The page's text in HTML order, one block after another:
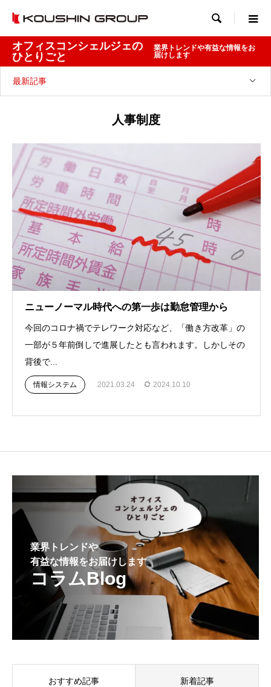

オフィスコンシェルジェの
ひとりごと
業界トレンドや有益な情報をお
届けします
最新記事
人事制度
ニューノーマル時代への第一歩は勤怠管理から
今回のコロナ禍でテレワーク対応など、「働き方改革」の
一部が５年前倒しで進展したとも言われます。しかしその
背後で...
情報システム 2021.03.24 2024.10.10
業界トレンドや
有益な情報をお届けします
コラムBlog
おすすめ記事 新着記事